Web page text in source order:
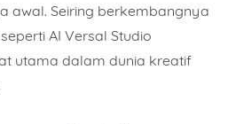
awal. Seiring berkembangnya
AI Versal Studio
utama dalam dunia kreatif